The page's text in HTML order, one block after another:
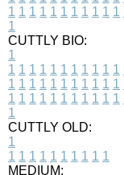
1 1 1 1 1 1 1 1 1 1 1
1
CUTTLY BIO:
1
1 1 1 1 1 1 1 1 1 1 1
1 1 1 1 1 1 1 1 1 1 1
1 1 1 1 1 1 1 1 1 1 1
1
CUTTLY OLD:
1
1 1 1 1 1 1 1 1 1 1
MEDIUM: